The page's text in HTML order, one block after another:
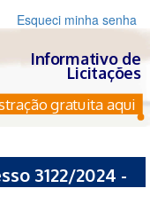
Esqueci minha senha
Informativo de
Licitações
gratuita aqui
3122/2024 -